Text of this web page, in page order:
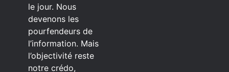
le jour. Nous
devenons les
pourfendeurs de
l’information. Mais
l’objectivité reste
notre crédo,